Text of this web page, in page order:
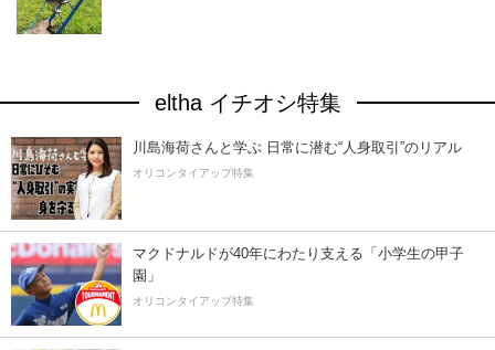
eltha イチオシ特集
川島海荷さんと学ぶ 日常に潜む“人身取引”のリアル
オリコンタイアップ特集
マクドナルドが40年にわたり支える「小学生の甲子
園」
オリコンタイアップ特集